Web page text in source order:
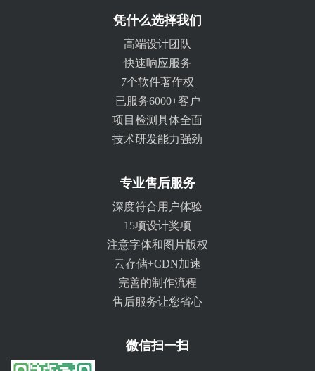
凭什么选择我们
高端设计团队
快速响应服务
7个软件著作权
已服务6000+客户
项目检测具体全面
技术研发能力强劲
专业售后服务
深度符合用户体验
15项设计奖项
注意字体和图片版权
云存储+CDN加速
完善的制作流程
售后服务让您省心
微信扫一扫